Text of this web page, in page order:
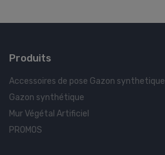
Produits
Accessoires de pose Gazon synthetique
Gazon synthétique
Mur Végétal Artificiel
PROMOS